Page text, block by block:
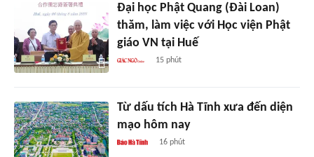
Đại học Phật Quang (Đài Loan)
thăm, làm việc với Học viện Phật
giáo VN tại Huế
15 phút
Từ dấu tích Hà Tĩnh xưa đến diện
mạo hôm nay
16 phút